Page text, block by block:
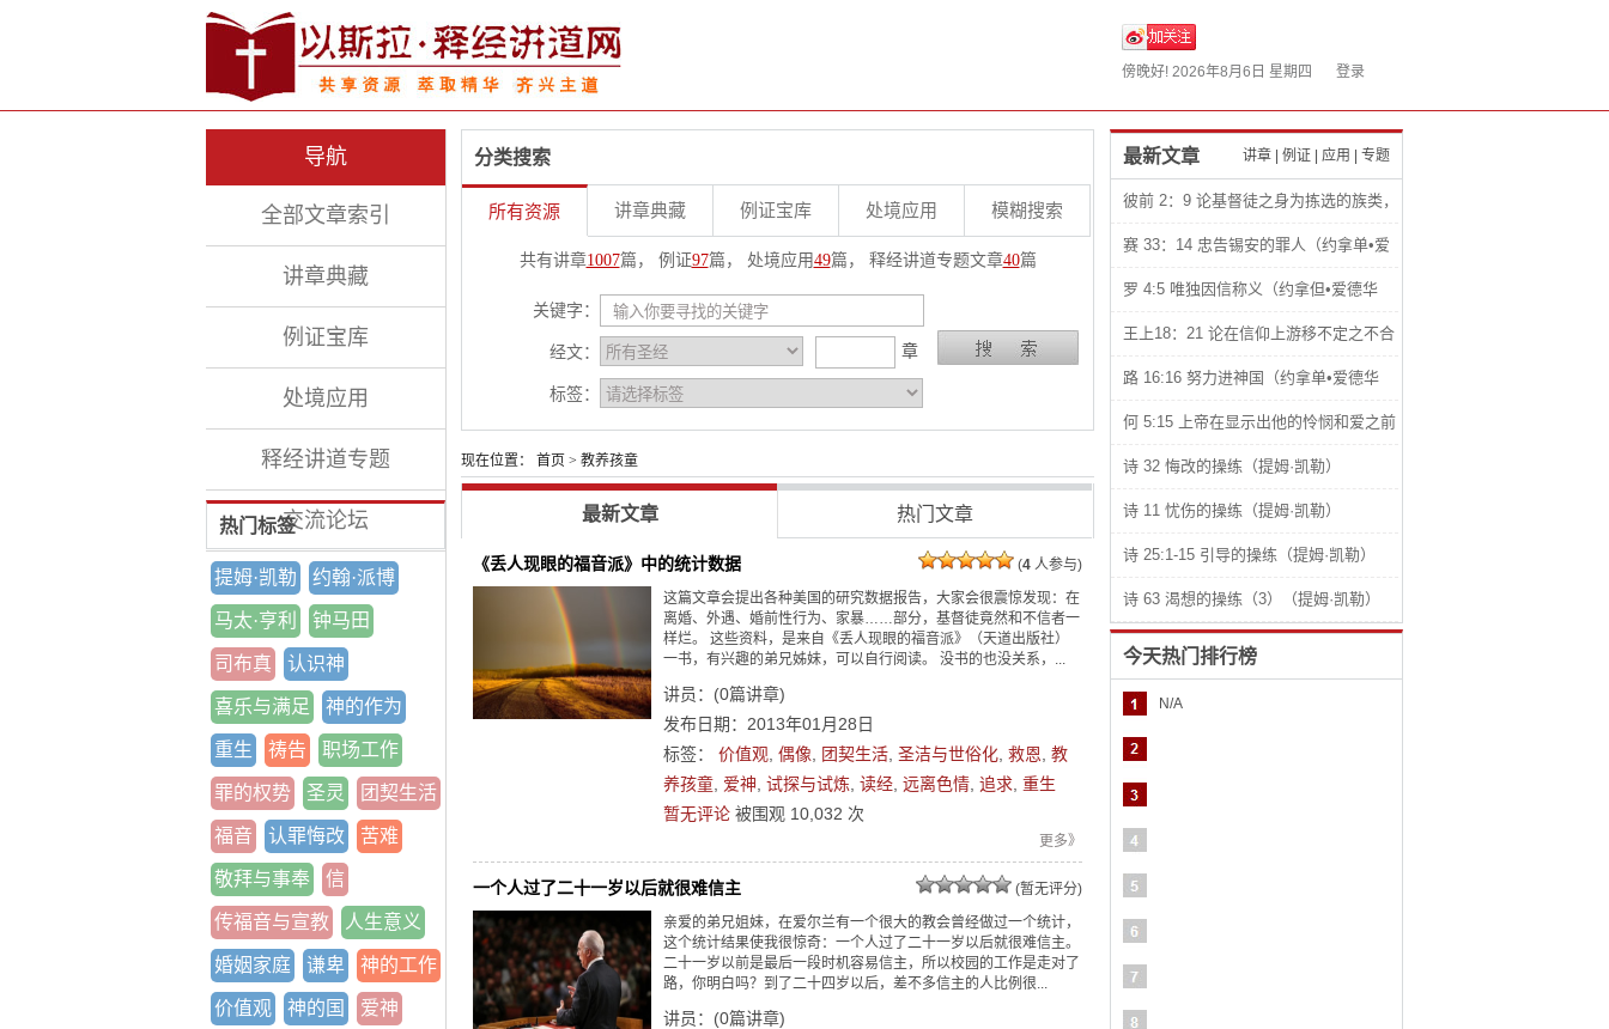
傍晚好! 2026年8月6日 星期四 登录
导航
全部文章索引
讲章典藏
例证宝库
处境应用
释经讲道专题
交流论坛
热门标签
提姆·凯勒 约翰·派博
马太·亨利 钟马田
司布真 认识神
喜乐与满足 神的作为
重生 祷告 职场工作
罪的权势 圣灵 团契生活
福音 认罪悔改 苦难
敬拜与事奉 信
传福音与宣教 人生意义
婚姻家庭 谦卑 神的工作
价值观 神的国 爱神
分类搜索
所有资源 讲章典藏 例证宝库 处境应用 模糊搜索
共有讲章1007篇， 例证97篇， 处境应用49篇， 释经讲道专题文章40篇
关键字：
经文： 章
标签：
现在位置： 首页 > 教养孩童
最新文章 热门文章
《丢人现眼的福音派》中的统计数据 (4 人参与)
这篇文章会提出各种美国的研究数据报告，大家会很震惊发现：在
离婚、外遇、婚前性行为、家暴……部分，基督徒竟然和不信者一
样烂。 这些资料，是来自《丢人现眼的福音派》（天道出版社）
一书，有兴趣的弟兄姊妹，可以自行阅读。 没书的也没关系，...
讲员： (0篇讲章)
发布日期：2013年01月28日
标签： 价值观 偶像 团契生活 圣洁与世俗化 救恩 教
养孩童 爱神 试探与试炼 读经 远离色情 追求 重生
暂无评论 被围观 10,032 次
更多》
一个人过了二十一岁以后就很难信主
(暂无评分)
亲爱的弟兄姐妹，在爱尔兰有一个很大的教会曾经做过一个统计，
这个统计结果使我很惊奇：一个人过了二十一岁以后就很难信主。
二十一岁以前是最后一段时机容易信主，所以校园的工作是走对了
路，你明白吗？到了二十四岁以后，差不多信主的人比例很...
讲员： (0篇讲章)
最新文章 讲章 例证 应用 专题
彼前 2：9 论基督徒之身为拣选的族类，
君尊的祭司，圣洁的国度和属神的子民
（约拿单•爱德华兹）
赛 33：14 忠告锡安的罪人（约拿单•爱
德华兹）
罗 4:5 唯独因信称义（约拿但•爱德华
兹）
王上18：21 论在信仰上游移不定之不合
理性（约拿单•爱德华兹）
路 16:16 努力进神国（约拿单•爱德华
兹）
何 5:15 上帝在显示出他的怜悯和爱之前
总是让人感觉到他们的悲惨处境（约拿单•
爱德华兹）
诗 32 悔改的操练（提姆·凯勒）
诗 11 忧伤的操练（提姆·凯勒）
诗 25:1-15 引导的操练（提姆·凯勒）
诗 63 渴想的操练（3）（提姆·凯勒）
今天热门排行榜
N/A